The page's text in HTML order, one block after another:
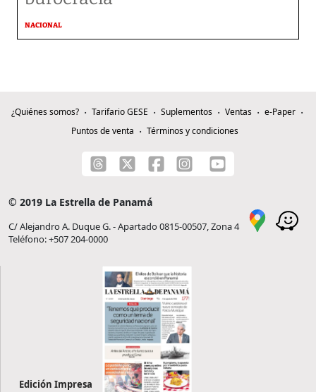
NACIONAL
¿Quiénes somos? Tarifario GESE Suplementos Ventas
e-Paper
Puntos de venta
Términos y condiciones
© 2019 La Estrella de Panamá
C/ Alejandro A. Duque G. - Apartado 0815-00507, Zona 4
Teléfono: +507 204-0000
Edición Impresa